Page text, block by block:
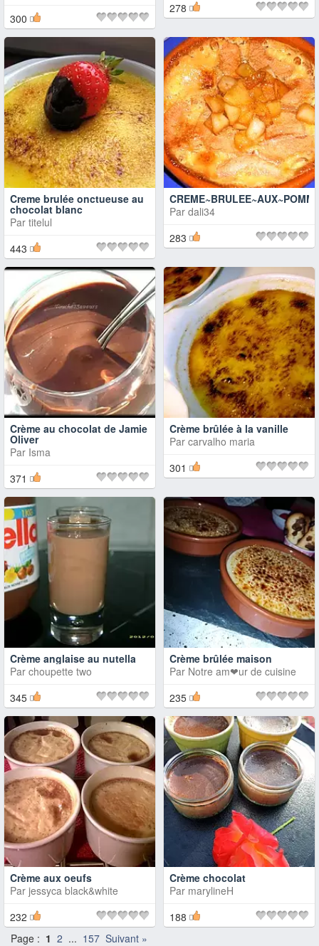
300
278
Creme brulée onctueuse au
chocolat blanc
Par titelul
443
Par dali34
283
Crème au chocolat de Jamie
Oliver
Par Isma
371
Crème brûlée à la vanille
Par carvalho maria
301
Crème anglaise au nutella
Par choupette two
345
Crème brûlée maison
Par Notre am❤ur de cuisine
235
Crème aux oeufs
Par jessyca black&white
232
Crème chocolat
Par marylineH
188
Page : 1 2 ... 157 Suivant »